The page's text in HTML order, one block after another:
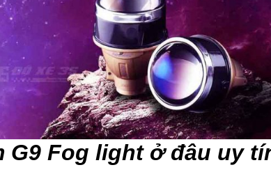
G9 Fog light ở đâu uy